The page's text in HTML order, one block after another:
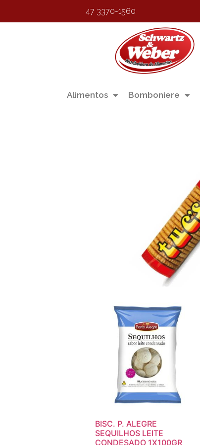
47 3370-1560
Alimentos Bomboniere
BISC. P. ALEGRE
SEQUILHOS LEITE
CONDESADO 1X100GR